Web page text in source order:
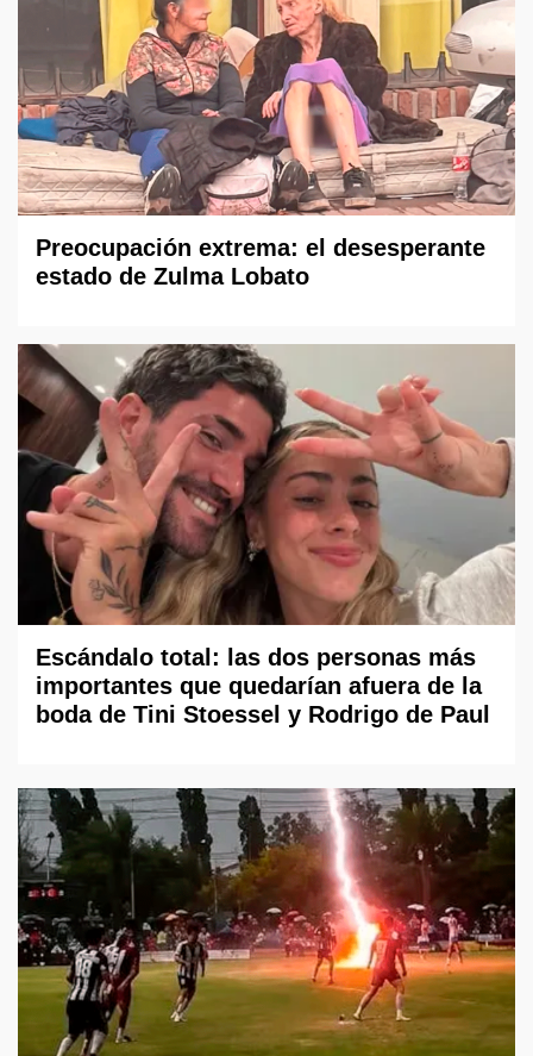
Preocupación extrema: el desesperante
estado de Zulma Lobato
Escándalo total: las dos personas más
importantes que quedarían afuera de la
boda de Tini Stoessel y Rodrigo de Paul